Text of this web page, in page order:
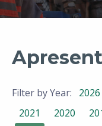
Filter by Year: 2026
2021
2020